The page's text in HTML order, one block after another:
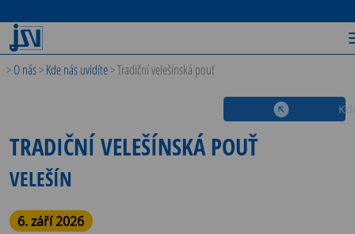
>O nás>Kde nás uvidíte>Tradiční velešínská pouť
TRADIČNÍ VELEŠÍNSKÁ POUŤ
VELEŠÍN
6. září 2026